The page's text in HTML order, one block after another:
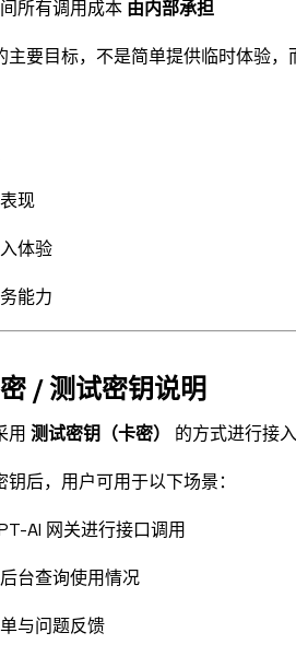
所有调用成本 由内部承担
主要目标，不是简单提供临时体验，
现
体验
能力
/ 测试密钥说明
用 测试密钥（卡密） 的方式进行接入
后，用户可用于以下场景：
AI 网关进行接口调用
台查询使用情况
与问题反馈